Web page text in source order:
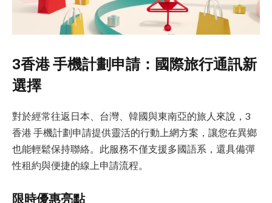
3香港 手機計劃申請：國際旅行通訊新
選擇
對於經常往返日本、台灣、韓國與東南亞的旅人來說，3
香港 手機計劃申請提供靈活的行動上網方案，讓您在異鄉
也能輕鬆保持聯絡。此服務不僅支援多國語系，還具備彈
性租約與便捷的線上申請流程。
限時優惠亮點